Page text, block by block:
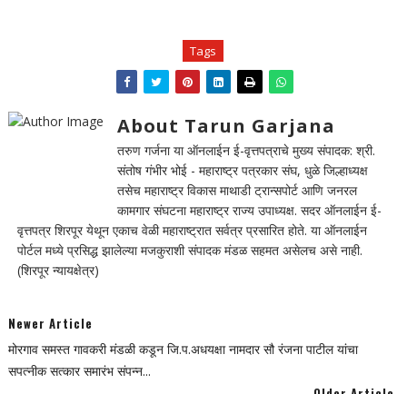
Tags
About Tarun Garjana
तरुण गर्जना या ऑनलाईन ई-वृत्तपत्राचे मुख्य संपादक: श्री.
संतोष गंभीर भोई - महाराष्ट्र पत्रकार संघ, धुळे जिल्हाध्यक्ष
तसेच महाराष्ट्र विकास माथाडी ट्रान्सपोर्ट आणि जनरल
कामगार संघटना महाराष्ट्र राज्य उपाध्यक्ष. सदर ऑनलाईन ई-
वृत्तपत्र शिरपूर येथून एकाच वेळी महाराष्ट्रात सर्वत्र प्रसारित होते. या ऑनलाईन
पोर्टल मध्ये प्रसिद्ध झालेल्या मजकुराशी संपादक मंडळ सहमत असेलच असे नाही.
(शिरपूर न्यायक्षेत्र)
Newer Article
मोरगाव समस्त गावकरी मंडळी कडून जि.प.अधयक्षा नामदार सौ रंजना पाटील यांचा
सपत्नीक सत्कार समारंभ संपन्न...